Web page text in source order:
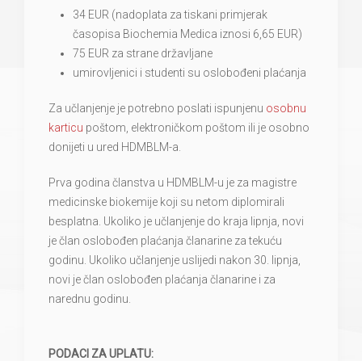
34 EUR (nadoplata za tiskani primjerak
časopisa Biochemia Medica iznosi 6,65 EUR)
75 EUR za strane državljane
umirovljenici i studenti su oslobođeni plaćanja
Za učlanjenje je potrebno poslati ispunjenu osobnu
karticu poštom, elektroničkom poštom ili je osobno
donijeti u ured HDMBLM-a.
Prva godina članstva u HDMBLM-u je za magistre
medicinske biokemije koji su netom diplomirali
besplatna. Ukoliko je učlanjenje do kraja lipnja, novi
je član oslobođen plaćanja članarine za tekuću
godinu. Ukoliko učlanjenje uslijedi nakon 30. lipnja,
novi je član oslobođen plaćanja članarine i za
narednu godinu.
PODACI ZA UPLATU: